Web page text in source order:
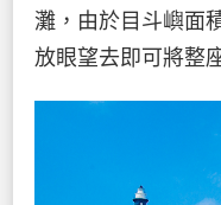
灘，由於目斗嶼面
放眼望去即可將整